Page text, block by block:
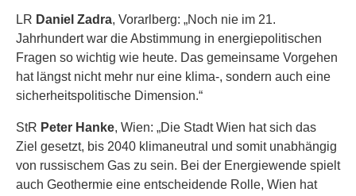
LR Daniel Zadra, Vorarlberg: „Noch nie im 21.
Jahrhundert war die Abstimmung in energiepolitischen
Fragen so wichtig wie heute. Das gemeinsame Vorgehen
hat längst nicht mehr nur eine klima-, sondern auch eine
sicherheitspolitische Dimension.“
StR Peter Hanke, Wien: „Die Stadt Wien hat sich das
Ziel gesetzt, bis 2040 klimaneutral und somit unabhängig
von russischem Gas zu sein. Bei der Energiewende spielt
auch Geothermie eine entscheidende Rolle, Wien hat